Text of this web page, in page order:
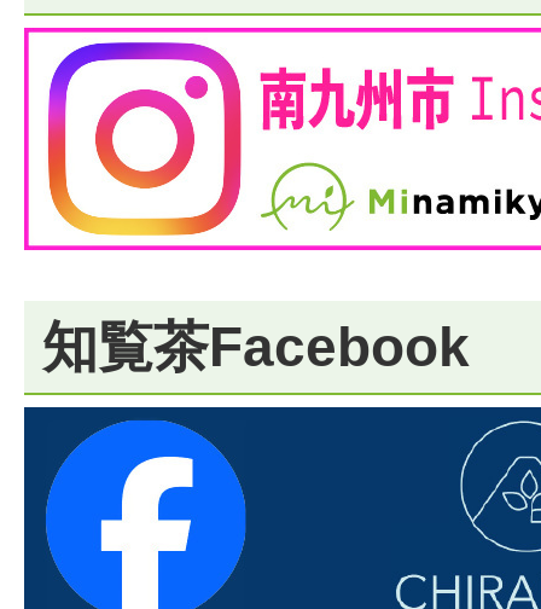
知覧茶Facebook